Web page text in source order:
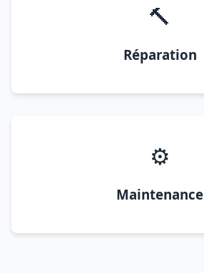
🔨
Réparation
⚙️
Maintenance